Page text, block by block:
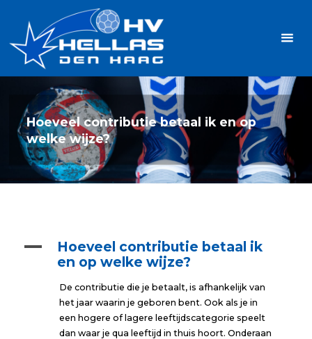
inhoud
Hoeveel contributie betaal ik en op
welke wijze?
A
Hoeveel contributie betaal ik
en op welke wijze?
De contributie die je betaalt, is afhankelijk van
het jaar waarin je geboren bent. Ook als je in
een hogere of lagere leeftijdscategorie speelt
dan waar je qua leeftijd in thuis hoort. Onderaan